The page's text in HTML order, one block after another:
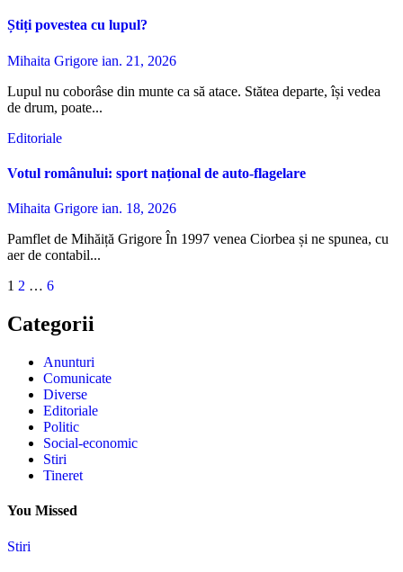
Știți povestea cu lupul?
Mihaita Grigore ian. 21, 2026
Lupul nu coborâse din munte ca să atace. Stătea departe, își vedea
de drum, poate...
Editoriale
Votul românului: sport național de auto-flagelare
Mihaita Grigore ian. 18, 2026
Pamflet de Mihăiță Grigore În 1997 venea Ciorbea și ne spunea, cu
aer de contabil...
Paginație
articole
1 2 … 6
Categorii
Anunturi
Comunicate
Diverse
Editoriale
Politic
Social-economic
Stiri
Tineret
You Missed
Stiri